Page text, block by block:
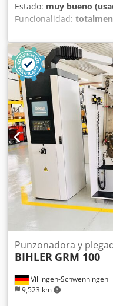
Estado: muy bueno
Funcionalidad:
pinza alimentadora
prensa excéntrica 70
eje de control Rango de
alambre: 0,5 - 3,0 mm
Longitud de avance:
400/min
Villingen-Schwenningen
9,523 km
Punzonadora y
BIHLER GRM 100